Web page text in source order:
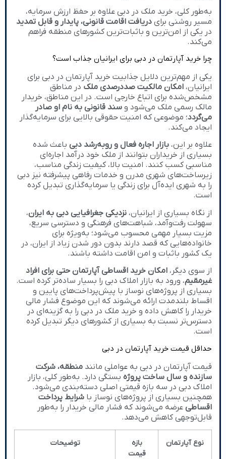
به‌طور کلی، خرید ملک در دبی علاوه بر حفظ ارزش سرمایه،
مسیر روشنی برای دریافت اقامت قانونی، پایدار و قابل تمدید
در یکی از امن‌ترین و باثبات‌ترین کشورهای منطقه فراهم
می‌کند.
چرا خرید آپارتمان در دبی برای ایرانیان جذاب است؟
یکی از مهم‌ترین دلایل جذابیت خرید آپارتمان در دبی برای
ایرانیان، امکان مالکیت صددرصدی ملک در مناطق
مشخص‌شده برای اتباع خارجی است. در این مناطق، خریدار
مالک رسمی ملک می‌شود و سند قانونی به نام او صادر
می‌گردد؛ موضوعی که امنیت حقوقی بالایی برای سرمایه‌گذار
ایجاد می‌کند.
علاوه بر این، بازار اجاره فعال و رو‌به‌رشد دبی باعث شده
بسیاری از خریداران بتوانند از ملک خود درآمد اجاره‌ای
مناسبی کسب کنند. امنیت بالا، کیفیت زندگی مناسب،
زیرساخت‌های شهری مدرن و خدمات رفاهی پیشرفته نیز دبی
را به شهری ایده‌آل برای زندگی یا سرمایه‌گذاری تبدیل کرده
است.
از نگاه بسیاری از ایرانیان، نزدیکی جغرافیایی دبی به ایران،
سهولت رفت‌وآمد، شباهت‌های فرهنگی و دسترسی سریع،
مزیت بسیار مهمی محسوب می‌شود؛ به‌ویژه برای
خانواده‌هایی که قصد دارند بدون دور شدن زیاد از ایران، در
یک کشور باثبات و امن اقامت داشته باشند.
از سوی دیگر، امکان خرید اقساطی آپارتمان حتی برای افراد
غیرمقیم، ورود به بازار املاک دبی را بسیار ساده‌تر کرده است.
بسیاری از پروژه‌های نوساز با پیش‌پرداخت‌های پایین و
اقساط بلندمدت ارائه می‌شوند که این موضوع فشار مالی
خریدار را کاهش داده و خرید ملک در دبی را به گزینه‌ای در
دسترس‌تر نسبت به بسیاری از کشورهای دیگر تبدیل کرده
است.
حداقل قیمت خرید آپارتمان در دبی
قیمت آپارتمان در دبی به عواملی مانند منطقه، شرکت
سازنده و سال ساخت پروژه بستگی دارد. به‌طور کلی، بازار
املاک دبی در سه بازه قیمتی اصلی دسته‌بندی می‌شود.
همچنین بسیاری از پروژه‌های نوساز با شرایط پرداخت
اقساطی عرضه می‌شوند که فشار مالی خریدار را به‌طور
قابل‌توجهی کاهش می‌دهد.
نوع آپارتمان
بازه
قیمت
توضیحات